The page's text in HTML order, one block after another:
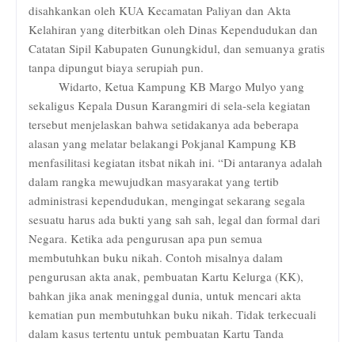
disahkankan oleh KUA Kecamatan Paliyan dan Akta
Kelahiran yang diterbitkan oleh Dinas Kependudukan dan
Catatan Sipil Kabupaten Gunungkidul, dan semuanya gratis
tanpa dipungut biaya serupiah pun.
Widarto, Ketua Kampung KB Margo Mulyo yang
sekaligus Kepala Dusun Karangmiri di sela-sela kegiatan
tersebut menjelaskan bahwa setidakanya ada beberapa
alasan yang melatar belakangi Pokjanal Kampung KB
menfasilitasi kegiatan itsbat nikah ini. “Di antaranya adalah
dalam rangka mewujudkan masyarakat yang tertib
administrasi kependudukan, mengingat sekarang segala
sesuatu harus ada bukti yang sah sah, legal dan formal dari
Negara. Ketika ada pengurusan apa pun semua
membutuhkan buku nikah. Contoh misalnya dalam
pengurusan akta anak, pembuatan Kartu Kelurga (KK),
bahkan jika anak meninggal dunia, untuk mencari akta
kematian pun membutuhkan buku nikah. Tidak terkecuali
dalam kasus tertentu untuk pembuatan Kartu Tanda